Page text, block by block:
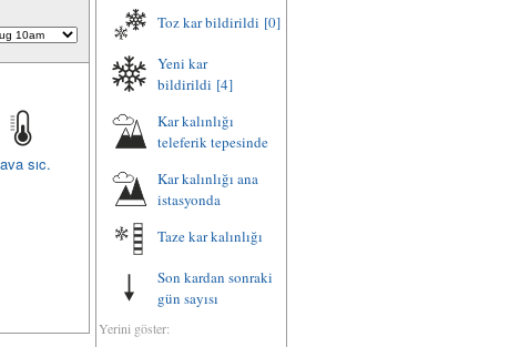
sıc.
Toz kar bildirildi [0]
Yeni kar
bildirildi [4]
Kar kalınlığı
teleferik tepesinde
Kar kalınlığı ana
istasyonda
Taze kar kalınlığı
Son kardan sonraki
gün sayısı
Yerini göster: